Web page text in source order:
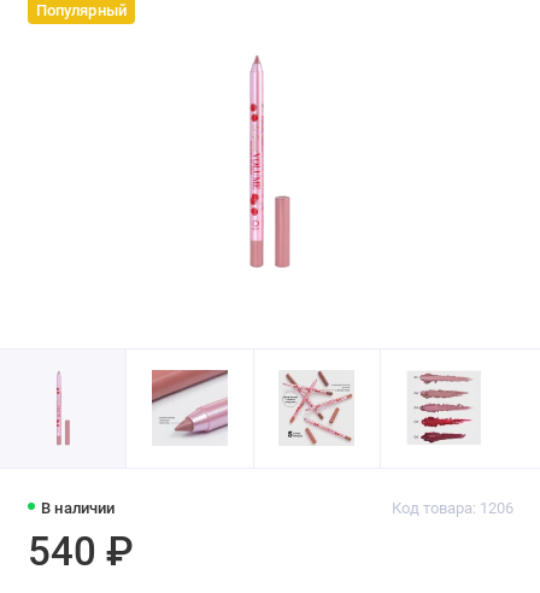
Популярный
В наличии Код товара: 1206
540 ₽